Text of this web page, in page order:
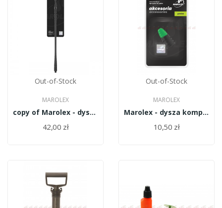
Out-of-Stock
MAROLEX
copy of Marolex - dysza kompletna MR1.0 H Z12/10-H
42,00 zł
Out-of-Stock
MAROLEX
Marolex - dysza kompletna MR1.0 H Z12/10-H
10,50 zł